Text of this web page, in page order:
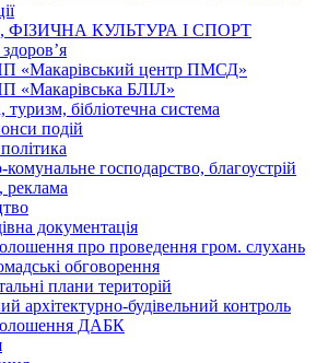
ФІЗИЧНА КУЛЬТУРА І СПОРТ
«Макарівський центр ПМСД»
«Макарівська БЛІЛ»
туризм, бібліотечна система
подій
господарство, благоустрій
реклама
документація
про проведення гром. слухань
обговорення
плани територій
архітектурно-будівельний контроль
ДАБК